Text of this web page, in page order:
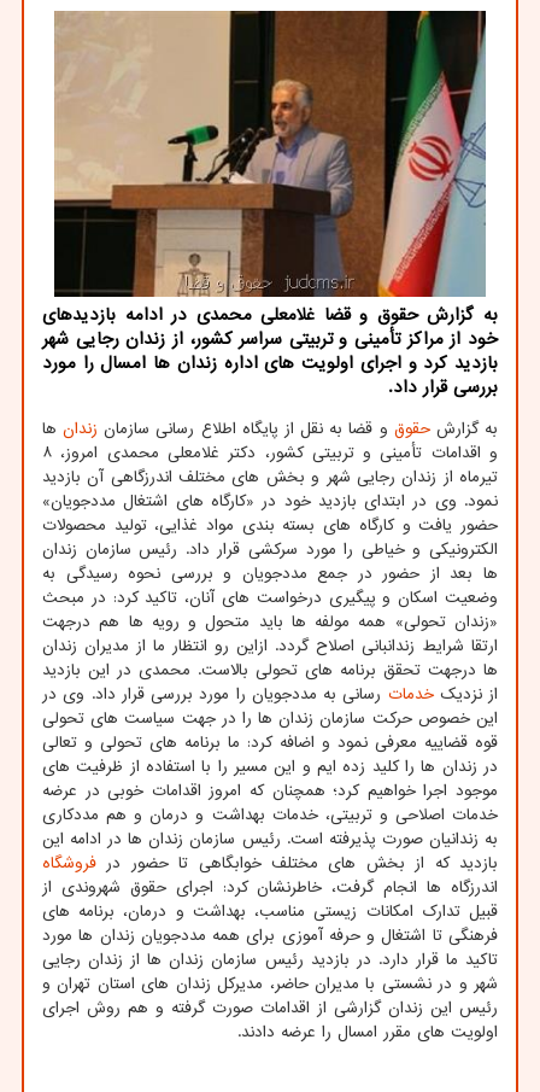
به گزارش حقوق و قضا غلامعلی محمدی در ادامه بازدیدهای
خود از مراکز تأمینی و تربیتی سراسر کشور، از زندان رجایی شهر
بازدید کرد و اجرای اولویت های اداره زندان ها امسال را مورد
بررسی قرار داد.
به گزارشحقوق و قضا به نقل از پایگاه اطلاع رسانی سازمان زندانها
و اقدامات تأمینی و تربیتی کشور، دکتر غلامعلی محمدی امروز، ۸
تیرماه از زندان رجایی شهر و بخش های مختلف اندرزگاهی آن بازدید
نمود. وی در ابتدای بازدید خود در «کارگاه های اشتغال مددجویان»
حضور یافت و کارگاه های بسته بندی مواد غذایی، تولید محصولات
الکترونیکی و خیاطی را مورد سرکشی قرار داد. رئیس سازمان زندان
ها بعد از حضور در جمع مددجویان و بررسی نحوه رسیدگی به
وضعیت اسکان و پیگیری درخواست های آنان، تاکید کرد: در مبحث
«زندان تحولی» همه مولفه ها باید متحول و رویه ها هم درجهت
ارتقا شرایط زندانبانی اصلاح گردد. ازاین رو انتظار ما از مدیران زندان
ها درجهت تحقق برنامه های تحولی بالاست. محمدی در این بازدید
از نزدیکخدمات رسانی به مددجویان را مورد بررسی قرار داد. وی در
این خصوص حرکت سازمان زندان ها را در جهت سیاست های تحولی
قوه قضاییه معرفی نمود و اضافه کرد: ما برنامه های تحولی و تعالی
در زندان ها را کلید زده ایم و این مسیر را با استفاده از ظرفیت های
موجود اجرا خواهیم کرد؛ همچنان که امروز اقدامات خوبی در عرضه
خدمات اصلاحی و تربیتی، خدمات بهداشت و درمان و هم مددکاری
به زندانیان صورت پذیرفته است. رئیس سازمان زندان ها در ادامه این
بازدید که از بخش های مختلف خوابگاهی تا حضور در فروشگاه
اندرزگاه ها انجام گرفت، خاطرنشان کرد: اجرای حقوق شهروندی از
قبیل تدارک امکانات زیستی مناسب، بهداشت و درمان، برنامه های
فرهنگی تا اشتغال و حرفه آموزی برای همه مددجویان زندان ها مورد
تاکید ما قرار دارد. در بازدید رئیس سازمان زندان ها از زندان رجایی
شهر و در نشستی با مدیران حاضر، مدیرکل زندان های استان تهران و
رئیس این زندان گزارشی از اقدامات صورت گرفته و هم روش اجرای
اولویت های مقرر امسال را عرضه دادند.